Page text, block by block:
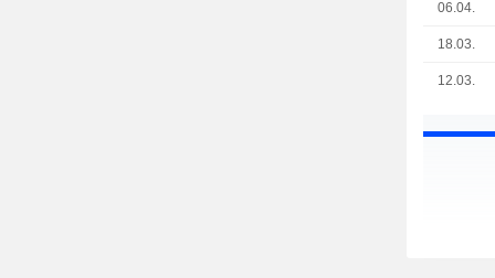
06.04.
18.03.
12.03.